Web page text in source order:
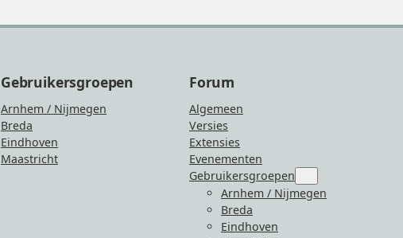
Gebruikersgroepen
Arnhem / Nijmegen
Breda
Eindhoven
Maastricht
Forum
Algemeen
Versies
Extensies
Evenementen
Gebruikersgroepen
for
Arnhem / Nijmegen
Breda
Eindhoven